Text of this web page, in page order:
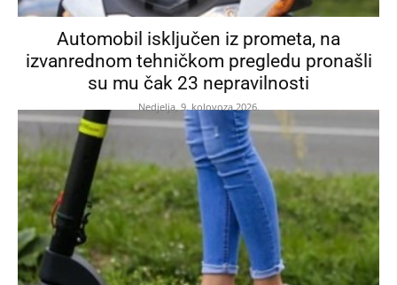
Automobil isključen iz prometa, na
izvanrednom tehničkom pregledu pronašli
su mu čak 23 nepravilnosti
Nedjelja, 9. kolovoza 2026.